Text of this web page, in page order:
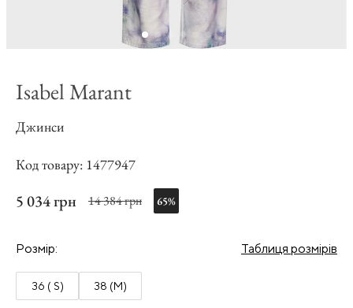
Isabel Marant
Джинси
Код товару: 1477947
5 034 грн 14 384 грн 65%
Розмір: Таблиця розмірів
36 ( S) 38 (M)